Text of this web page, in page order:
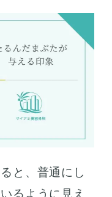
と、普通にし
るように見え